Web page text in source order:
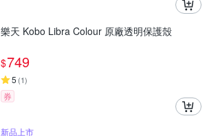
樂天 Kobo Libra Colour 原廠透明保護殼
$749
5 (1)
券
新品上市